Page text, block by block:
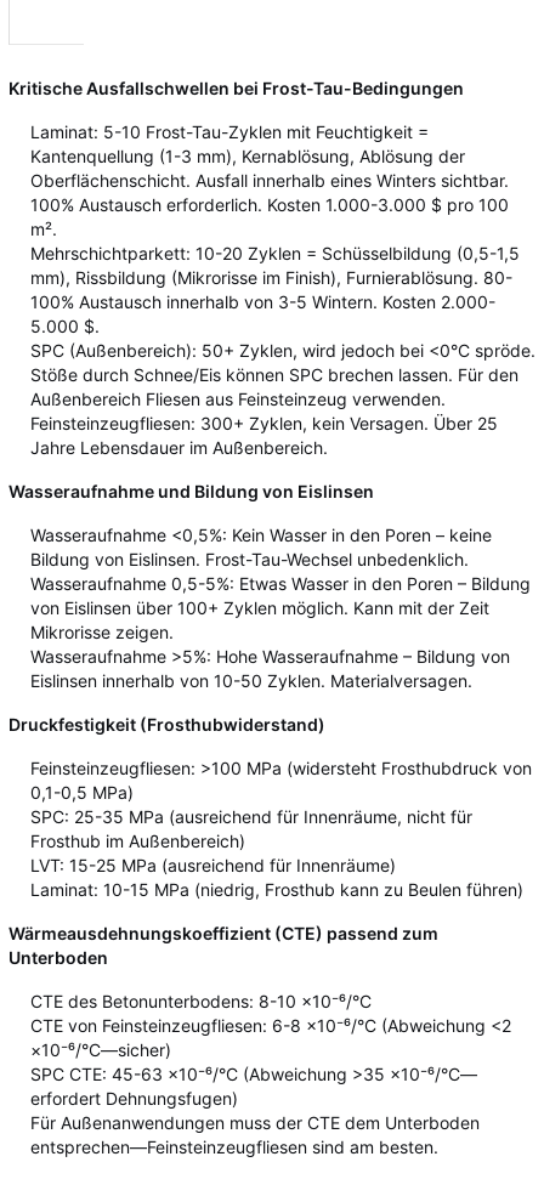
Kritische Ausfallschwellen bei Frost-Tau-Bedingungen
Laminat: 5-10 Frost-Tau-Zyklen mit Feuchtigkeit =
Kantenquellung (1-3 mm), Kernablösung, Ablösung der
Oberflächenschicht. Ausfall innerhalb eines Winters sichtbar.
100% Austausch erforderlich. Kosten 1.000-3.000 $ pro 100
m².
Mehrschichtparkett: 10-20 Zyklen = Schüsselbildung (0,5-1,5
mm), Rissbildung (Mikrorisse im Finish), Furnierablösung. 80-
100% Austausch innerhalb von 3-5 Wintern. Kosten 2.000-
5.000 $.
SPC (Außenbereich): 50+ Zyklen, wird jedoch bei <0°C spröde.
Stöße durch Schnee/Eis können SPC brechen lassen. Für den
Außenbereich Fliesen aus Feinsteinzeug verwenden.
Feinsteinzeugfliesen: 300+ Zyklen, kein Versagen. Über 25
Jahre Lebensdauer im Außenbereich.
Wasseraufnahme und Bildung von Eislinsen
Wasseraufnahme <0,5%: Kein Wasser in den Poren – keine
Bildung von Eislinsen. Frost-Tau-Wechsel unbedenklich.
Wasseraufnahme 0,5-5%: Etwas Wasser in den Poren – Bildung
von Eislinsen über 100+ Zyklen möglich. Kann mit der Zeit
Mikrorisse zeigen.
Wasseraufnahme >5%: Hohe Wasseraufnahme – Bildung von
Eislinsen innerhalb von 10-50 Zyklen. Materialversagen.
Druckfestigkeit (Frosthubwiderstand)
Feinsteinzeugfliesen: >100 MPa (widersteht Frosthubdruck von
0,1-0,5 MPa)
SPC: 25-35 MPa (ausreichend für Innenräume, nicht für
Frosthub im Außenbereich)
LVT: 15-25 MPa (ausreichend für Innenräume)
Laminat: 10-15 MPa (niedrig, Frosthub kann zu Beulen führen)
Wärmeausdehnungskoeffizient (CTE) passend zum
Unterboden
CTE des Betonunterbodens: 8-10 ×10⁻⁶/°C
CTE von Feinsteinzeugfliesen: 6-8 ×10⁻⁶/°C (Abweichung <2
×10⁻⁶/°C—sicher)
SPC CTE: 45-63 ×10⁻⁶/°C (Abweichung >35 ×10⁻⁶/°C—
erfordert Dehnungsfugen)
Für Außenanwendungen muss der CTE dem Unterboden
entsprechen—Feinsteinzeugfliesen sind am besten.